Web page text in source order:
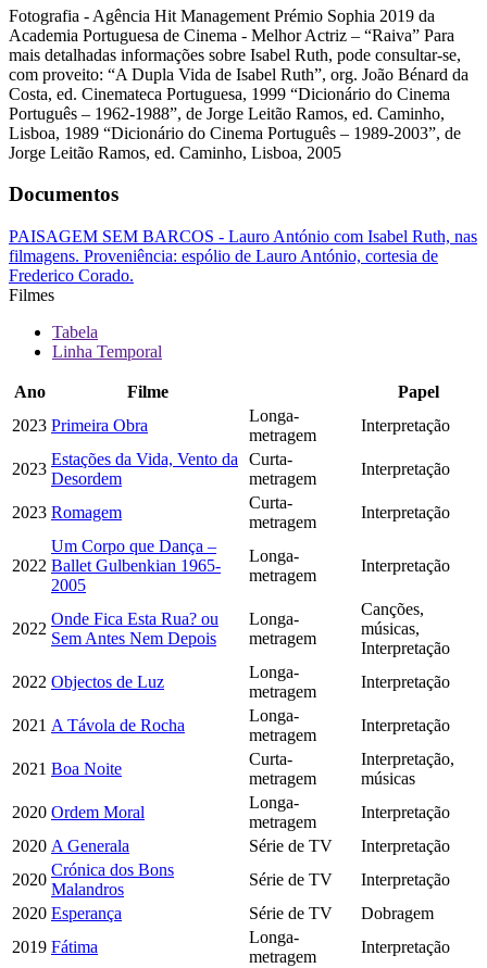
Fotografia - Agência Hit Management Prémio Sophia 2019 da
Academia Portuguesa de Cinema - Melhor Actriz – “Raiva” Para
mais detalhadas informações sobre Isabel Ruth, pode consultar-se,
com proveito: “A Dupla Vida de Isabel Ruth”, org. João Bénard da
Costa, ed. Cinemateca Portuguesa, 1999 “Dicionário do Cinema
Português – 1962-1988”, de Jorge Leitão Ramos, ed. Caminho,
Lisboa, 1989 “Dicionário do Cinema Português – 1989-2003”, de
Jorge Leitão Ramos, ed. Caminho, Lisboa, 2005
Documentos
PAISAGEM SEM BARCOS - Lauro António com Isabel Ruth, nas
filmagens. Proveniência: espólio de Lauro António, cortesia de
Frederico Corado.
Filmes
Tabela
Linha Temporal
Ano Filme
Papel
2023 Primeira Obra
Longa-
metragem
Interpretação
2023
Estações da Vida, Vento da
Desordem
Curta-
metragem
Interpretação
2023 Romagem
Curta-
metragem
Interpretação
2022
Um Corpo que Dança –
Ballet Gulbenkian 1965-
2005
Longa-
metragem
Interpretação
2022
Onde Fica Esta Rua? ou
Sem Antes Nem Depois
Longa-
metragem
Canções,
músicas,
Interpretação
2022 Objectos de Luz
Longa-
metragem
Interpretação
2021 A Távola de Rocha
Longa-
metragem
Interpretação
2021 Boa Noite
Curta-
metragem
Interpretação,
músicas
2020 Ordem Moral
Longa-
metragem
Interpretação
2020 A Generala Série de TV
Interpretação
2020
Crónica dos Bons
Malandros
Série de TV
Interpretação
2020 Esperança Série de TV
Dobragem
2019 Fátima
Longa-
metragem
Interpretação